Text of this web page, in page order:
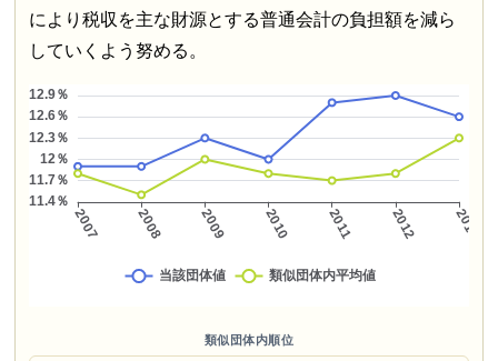
により税収を主な財源とする普通会計の負担額を減ら
していくよう努める。
類似団体内順位